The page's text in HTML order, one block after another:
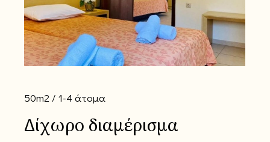
Δίχωρο διαμέρισμα
50m2 1-4 άτομα